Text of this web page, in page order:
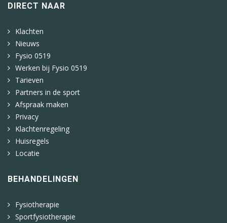
DIRECT NAAR
Klachten
Nieuws
Fysio 0519
Werken bij Fysio 0519
Tarieven
Partners in de sport
Afspraak maken
Privacy
Klachtenregeling
Huisregels
Locatie
BEHANDELINGEN
Fysiotherapie
Sportfysiotherapie